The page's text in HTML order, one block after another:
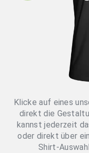
Klicke auf eines
direkt die
kannst jederzeit
oder direkt über
Shirt-